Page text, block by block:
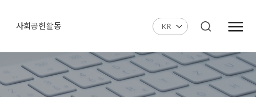
사회공헌활동 KR